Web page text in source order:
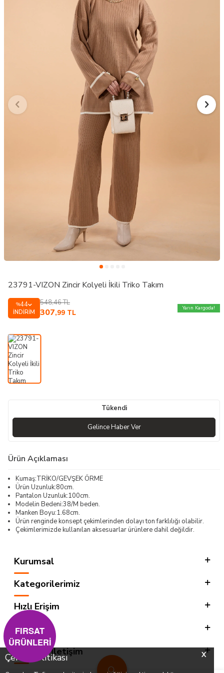
X
Çerez Politikası
23791-VIZON Zincir Kolyeli İkili Triko Takım
%44
İNDIRIM
548,46TL
307,99 TL
Yarın Kargoda!
Tükendi
Gelince Haber Ver
Ürün Açıklaması
Kumaş:TRİKO/GEVŞEK ÖRME
Ürün Uzunluk:80cm.
Pantalon Uzunluk:100cm.
Modelin Bedeni:38/M beden.
Manken Boyu:1.68cm.
Ürün renginde konsept çekimlerinden dolayı ton farklılığı olabilir.
Çekimlerimizde kullanılan aksesuarlar ürünlere dahil değildir.
Kurumsal
Kategorilerimiz
Hızlı Erişim
Sosyal
Adres & İletişim
FIRSAT
ÜRÜNLERİ